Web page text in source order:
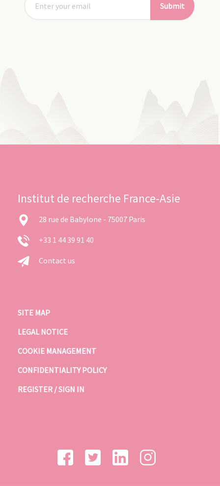
Submit
Institut de recherche France-Asie
28 rue de Babylone - 75007 Paris
+33 1 44 39 91 40
Contact us
SITE MAP
LEGAL NOTICE
COOKIE MANAGEMENT
CONFIDENTIALITY POLICY
REGISTER / SIGN IN